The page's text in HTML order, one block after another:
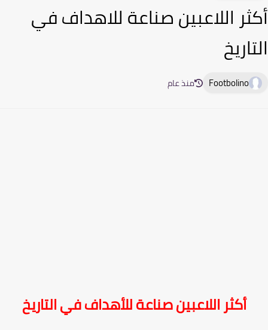
اللاعبين صناعة للاهداف في
Footbolino منذ عام
أكثر اللاعبين صناعة للأهداف في التاريخ